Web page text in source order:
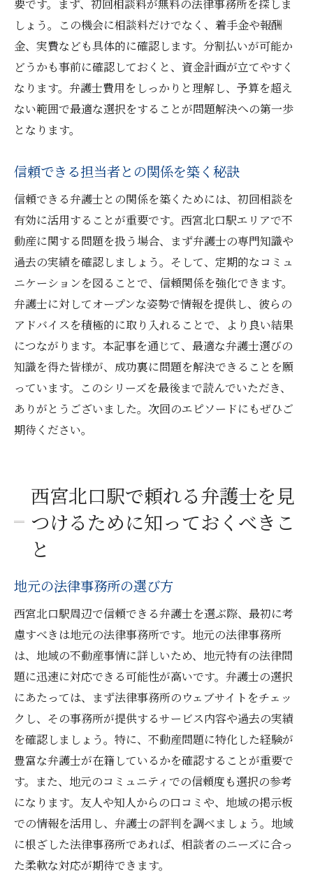
要です。まず、初回相談料が無料の法律事務所を探しま
しょう。この機会に相談料だけでなく、着手金や報酬
金、実費なども具体的に確認します。分割払いが可能か
どうかも事前に確認しておくと、資金計画が立てやすく
なります。弁護士費用をしっかりと理解し、予算を超え
ない範囲で最適な選択をすることが問題解決への第一歩
となります。
信頼できる担当者との関係を築く秘訣
信頼できる弁護士との関係を築くためには、初回相談を
有効に活用することが重要です。西宮北口駅エリアで不
動産に関する問題を扱う場合、まず弁護士の専門知識や
過去の実績を確認しましょう。そして、定期的なコミュ
ニケーションを図ることで、信頼関係を強化できます。
弁護士に対してオープンな姿勢で情報を提供し、彼らの
アドバイスを積極的に取り入れることで、より良い結果
につながります。本記事を通じて、最適な弁護士選びの
知識を得た皆様が、成功裏に問題を解決できることを願
っています。このシリーズを最後まで読んでいただき、
ありがとうございました。次回のエピソードにもぜひご
期待ください。
西宮北口駅で頼れる弁護士を見
つけるために知っておくべきこ
と
地元の法律事務所の選び方
西宮北口駅周辺で信頼できる弁護士を選ぶ際、最初に考
慮すべきは地元の法律事務所です。地元の法律事務所
は、地域の不動産事情に詳しいため、地元特有の法律問
題に迅速に対応できる可能性が高いです。弁護士の選択
にあたっては、まず法律事務所のウェブサイトをチェッ
クし、その事務所が提供するサービス内容や過去の実績
を確認しましょう。特に、不動産問題に特化した経験が
豊富な弁護士が在籍しているかを確認することが重要で
す。また、地元のコミュニティでの信頼度も選択の参考
になります。友人や知人からの口コミや、地域の掲示板
での情報を活用し、弁護士の評判を調べましょう。地域
に根ざした法律事務所であれば、相談者のニーズに合っ
た柔軟な対応が期待できます。